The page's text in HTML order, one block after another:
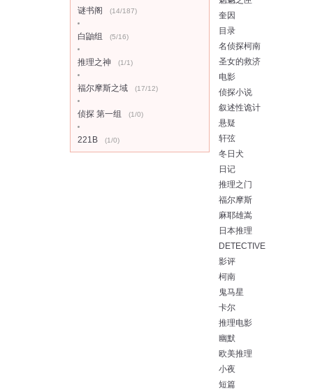
谜书阁 (14/187)
白鼬组 (5/16)
推理之神 (1/1)
福尔摩斯之域 (17/12)
侦探 第一组 (1/0)
221B (1/0)
奎因
目录
名侦探柯南
圣女的救济
电影
侦探小说
叙述性诡计
悬疑
轩弦
冬日犬
日记
推理之门
福尔摩斯
麻耶雄嵩
日本推理
DETECTIVE
影评
柯南
鬼马星
卡尔
推理电影
幽默
欧美推理
小夜
短篇